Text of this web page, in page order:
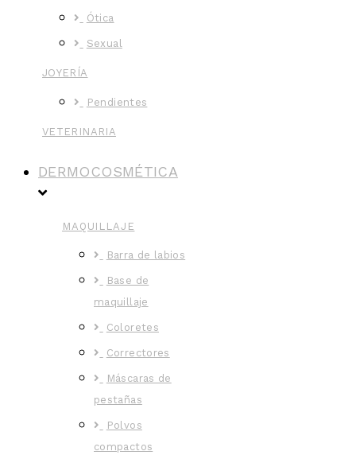
Ótica
Sexual
JOYERÍA
Pendientes
VETERINARIA
DERMOCOSMÉTICA
MAQUILLAJE
Barra de labios
Base de
maquillaje
Coloretes
Correctores
Máscaras de
pestañas
Polvos
compactos